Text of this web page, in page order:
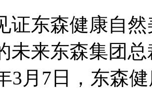
证东森健康自
未来东森集团
3月7日，东森